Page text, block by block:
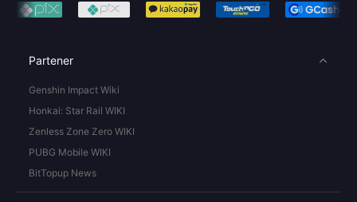
Partener
Genshin Impact Wiki
Honkai: Star Rail WIKI
Zenless Zone Zero WIKI
PUBG Mobile WIKI
BitTopup News